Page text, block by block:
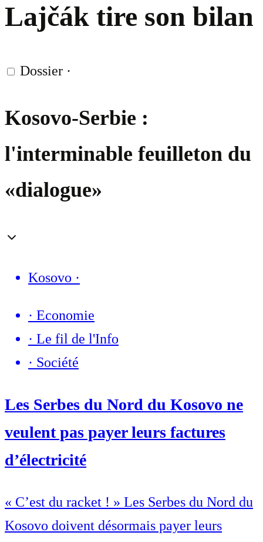
Lajčák tire son bilan
Dossier ·
Kosovo-Serbie :
l'interminable feuilleton du
«dialogue»
Kosovo ·
· Economie
· Le fil de l'Info
· Société
Les Serbes du Nord du Kosovo ne
veulent pas payer leurs factures
d’électricité
« C’est du racket ! » Les Serbes du Nord du
Kosovo doivent désormais payer leurs